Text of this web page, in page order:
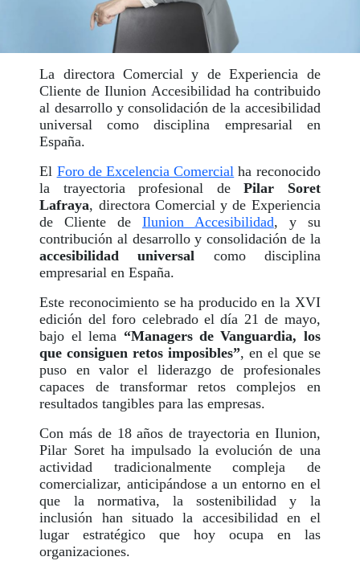
La directora Comercial y de Experiencia de
Cliente de Ilunion Accesibilidad ha contribuido
al desarrollo y consolidación de la accesibilidad
universal como disciplina empresarial en
España.
El Foro de Excelencia Comercial ha reconocido
la trayectoria profesional dePilar Soret
Lafraya, directora Comercial y de Experiencia
de Cliente de Ilunion Accesibilidad, y su
contribución al desarrollo y consolidación de la
accesibilidad universal como disciplina
empresarial en España.
Este reconocimiento se ha producido en la XVI
edición del foro celebrado el día 21 de mayo,
bajo el lema “Managers de Vanguardia, los
que consiguen retos imposibles”, en el que se
puso en valor el liderazgo de profesionales
capaces de transformar retos complejos en
resultados tangibles para las empresas.
Con más de 18 años de trayectoria en Ilunion,
Pilar Soret ha impulsado la evolución de una
actividad tradicionalmente compleja de
comercializar, anticipándose a un entorno en el
que la normativa, la sostenibilidad y la
inclusión han situado la accesibilidad en el
lugar estratégico que hoy ocupa en las
organizaciones.